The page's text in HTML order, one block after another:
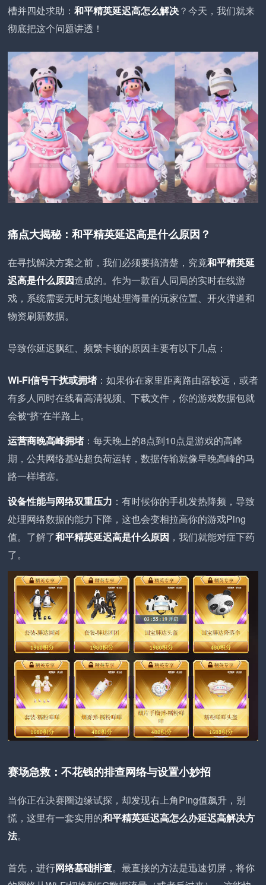
槽并四处求助： 和平精英延迟高怎么解决？今天，我们就来
彻底把这个问题讲透！
痛点大揭秘：和平精英延迟高是什么原因？
在寻找解决方案之前，我们必须要搞清楚，究竟和平精英延
迟高是什么原因造成的。作为一款百人同局的实时在线游
戏，系统需要无时无刻地处理海量的玩家位置、开火弹道和
物资刷新数据。
导致你延迟飘红、频繁卡顿的原因主要有以下几点：
Wi-Fi信号干扰或拥堵：如果你在家里距离路由器较远，或者
有多人同时在线看高清视频、下载文件，你的游戏数据包就
会被“挤”在半路上。
运营商晚高峰拥堵：每天晚上的8点到10点是游戏的高峰
期，公共网络基站超负荷运转，数据传输就像早晚高峰的马
路一样堵塞。
设备性能与网络双重压力 ：有时候你的手机发热降频，导致
处理网络数据的能力下降，这也会变相拉高你的游戏Ping
值。了解了和平精英延迟高是什么原因 ，我们就能对症下药
了。
赛场急救：不花钱的排查网络与设置小妙招
当你正在决赛圈边缘试探，却发现右上角Ping值飙升，别
慌，这里有一套实用的和平精英延迟高怎么办延迟高解决方
法。
首先，进行网络基础排查。最直接的方法是迅速切屏，将你